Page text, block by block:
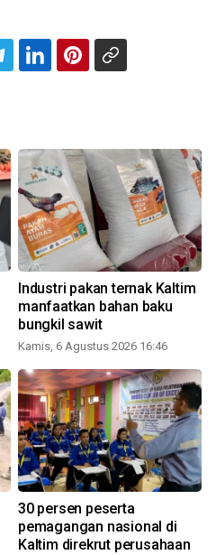
Industri pakan ternak Kaltim
manfaatkan bahan baku
bungkil sawit
Kamis, 6 Agustus 2026 16:46
30 persen peserta
pemagangan nasional di
Kaltim direkrut perusahaan